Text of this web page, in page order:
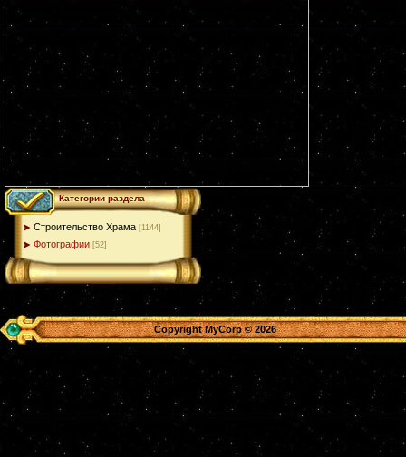
Категории раздела
Строительство Храма [1144]
Фотографии [52]
Copyright MyCorp © 2026